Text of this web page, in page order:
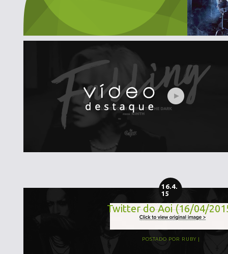
16.4.
15
Twitter do Aoi (16/04/
POSTADO POR RUBY